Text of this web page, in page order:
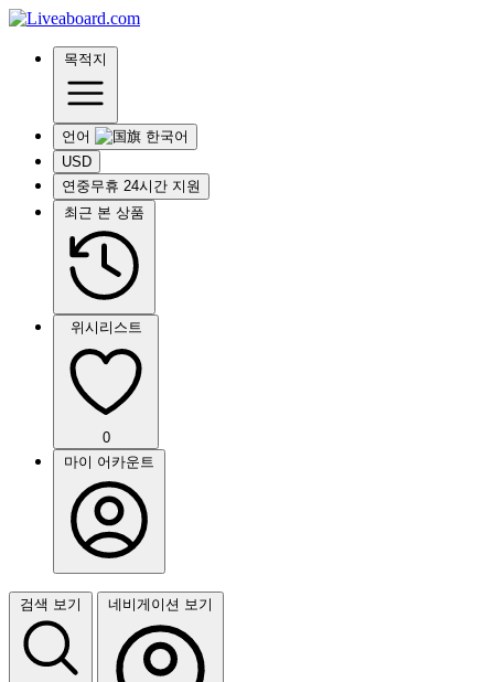
목적지
언어
USD
연중무휴 24시간 지원
최근 본 상품
위시리스트
0
마이 어카운트
검색 보기 네비게이션 보기